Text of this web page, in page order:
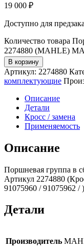
19 000 ₽
Доступно для
Количество товара
2274880 (MAHLE)
В корзину
Артикул: 2274880
комплектующие
Описание
Детали
Кросс / замена
Применяемость
Описание
Поршневая группа в
Артикул 2274880
91075960 / 91075962
Детали
Производитель